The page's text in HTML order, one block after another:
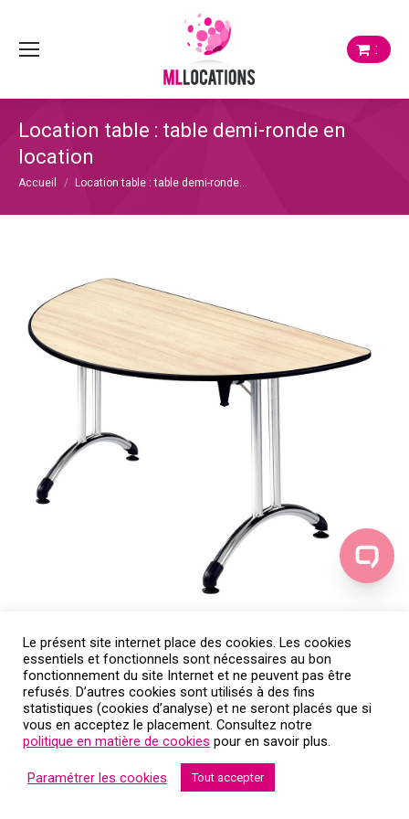
:
Location table : table demi-ronde en
location
Vous êtes ici :
Accueil Location table : table demi-ronde…
Location de table : table d’honneur
Le présent site internet place des cookies. Les cookies
essentiels et fonctionnels sont nécessaires au bon
fonctionnement du site Internet et ne peuvent pas être
refusés. D’autres cookies sont utilisés à des fins
statistiques (cookies d’analyse) et ne seront placés que si
vous en acceptez le placement. Consultez notre
politique en matière de cookies pour en savoir plus.
Paramétrer les cookies Tout accepter